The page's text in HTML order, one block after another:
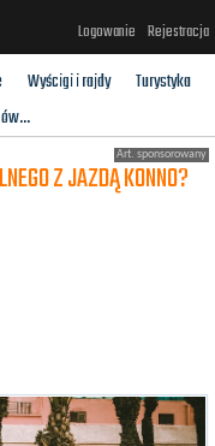
Logowanie Rejestracja
Wyścigi i rajdy
Turystyka
Z JAZDĄ KONNO?